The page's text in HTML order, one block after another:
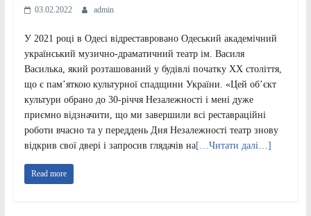
03.02.2022 admin
У 2021 році в Одесі відреставровано Одеський академічний
український музично-драматичний театр ім. Василя
Василька, який розташований у будівлі початку XX століття,
що є пам’яткою культурної спадщини України. «Цей об’єкт
культури обрано до 30-річчя Незалежності і мені дуже
приємно відзначити, що ми завершили всі реставраційні
роботи вчасно та у переддень Дня Незалежності театр знову
відкрив свої двері і запросив глядачів на[…Читати далі…]
Read more